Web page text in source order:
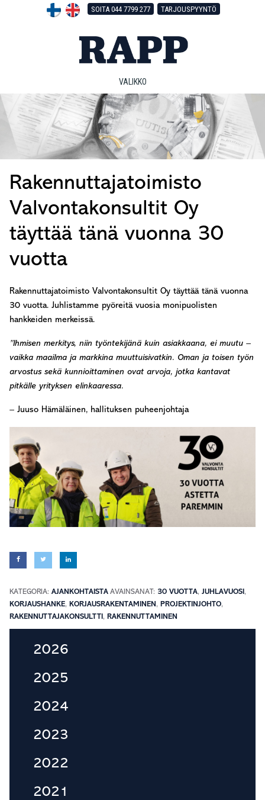
SOITA 044 7799 277 TARJOUSPYYNTÖ
VALIKKO
Rakennuttajatoimisto
Valvontakonsultit Oy
täyttää tänä vuonna 30
vuotta
Rakennuttajatoimisto Valvontakonsultit Oy täyttää tänä vuonna
30 vuotta. Juhlistamme pyöreitä vuosia monipuolisten
hankkeiden merkeissä.
”Ihmisen merkitys, niin työntekijänä kuin asiakkaana, ei muutu –
vaikka maailma ja markkina muuttuisivatkin. Oman ja toisen työn
arvostus sekä kunnioittaminen ovat arvoja, jotka kantavat
pitkälle yrityksen elinkaaressa.
– Juuso Hämäläinen, hallituksen puheenjohtaja
KATEGORIA: AJANKOHTAISTA AVAINSANAT: 30 VUOTTA, JUHLAVUOSI ,
KORJAUSHANKE, KORJAUSRAKENTAMINEN , PROJEKTINJOHTO,
RAKENNUTTAJAKONSULTTI , RAKENNUTTAMINEN
Ensisijainen
sivupalkki
2026
2025
2024
2023
2022
2021